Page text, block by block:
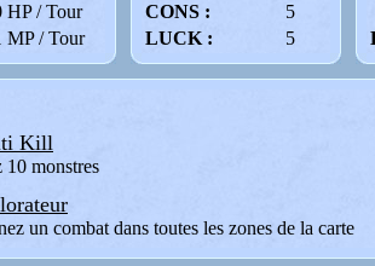
HP / Tour
MP / Tour
CONS :
5
LUCK :
5
Kill
10 monstres
un combat dans toutes les zones de la carte